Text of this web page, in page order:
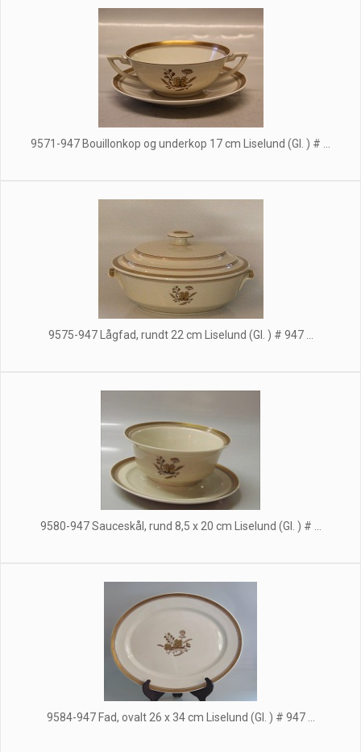
9571-947 Bouillonkop og underkop 17 cm Liselund (Gl. ) # ...
9575-947 Lågfad, rundt 22 cm Liselund (Gl. ) # 947 ...
9580-947 Sauceskål, rund 8,5 x 20 cm Liselund (Gl. ) # ...
9584-947 Fad, ovalt 26 x 34 cm Liselund (Gl. ) # 947 ...